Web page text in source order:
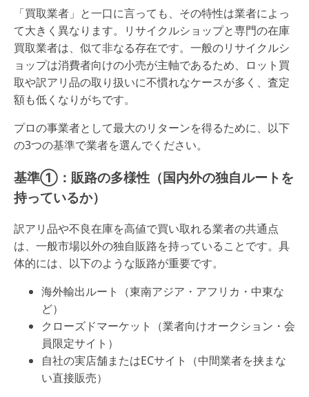
「買取業者」と一口に言っても、その特性は業者によっ
て大きく異なります。リサイクルショップと専門の在庫
買取業者は、似て非なる存在です。一般のリサイクルシ
ョップは消費者向けの小売が主軸であるため、ロット買
取や訳アリ品の取り扱いに不慣れなケースが多く、査定
額も低くなりがちです。
プロの事業者として最大のリターンを得るために、以下
の3つの基準で業者を選んでください。
基準①：販路の多様性（国内外の独自ルートを
持っているか）
訳アリ品や不良在庫を高値で買い取れる業者の共通点
は、一般市場以外の独自販路を持っていることです。具
体的には、以下のような販路が重要です。
海外輸出ルート（東南アジア・アフリカ・中東な
ど）
クローズドマーケット（業者向けオークション・会
員限定サイト）
自社の実店舗またはECサイト（中間業者を挟まな
い直接販売）